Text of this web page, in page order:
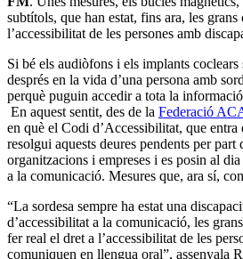
subtítols, que han estat, fins ara, les grans
l’accessibilitat de les persones amb
Si bé els audiòfons i els implants
després en la vida d’una persona amb
perquè puguin accedir a tota la
En aquest sentit, des de la Federació
en què el Codi d’Accessibilitat, que entra
resolgui aquests deures pendents per part
organitzacions i empreses i es posin al
a la comunicació. Mesures que, ara sí,
“La sordesa sempre ha estat una
d’accessibilitat a la comunicació, les
fer real el dret a l’accessibilitat de les
comuniquen en llengua oral”, assenyala